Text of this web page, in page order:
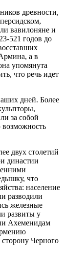
древности,
вавилоняне и
521 годов до
а в
упомянута
что речь идет
дней. Более
за собой
двух столетий
династии
что
население
разводили
железные
развиты у
Ахеменидам
Черного